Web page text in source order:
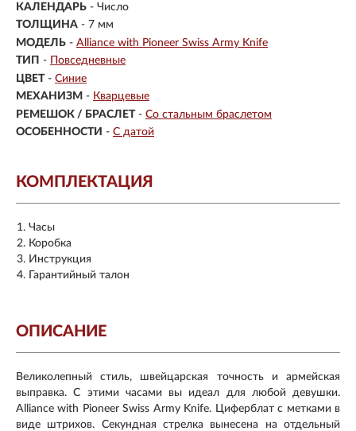
КАЛЕНДАРЬ - Число
ТОЛЩИНА - 7 мм
МОДЕЛЬ - Alliance with Pioneer Swiss Army Knife
ТИП - Повседневные
ЦВЕТ - Синие
МЕХАНИЗМ - Кварцевые
РЕМЕШОК / БРАСЛЕТ - Со стальным браслетом
ОСОБЕННОСТИ - С датой
КОМПЛЕКТАЦИЯ
Часы
Коробка
Инструкция
Гарантийный талон
ОПИСАНИЕ
Великолепный стиль, швейцарская точность и армейская
выправка. С этими часами вы идеал для любой девушки.
Alliance with Pioneer Swiss Army Knife. Циферблат с метками в
виде штрихов. Секундная стрелка вынесена на отдельный